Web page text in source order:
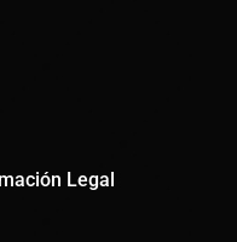
Legal